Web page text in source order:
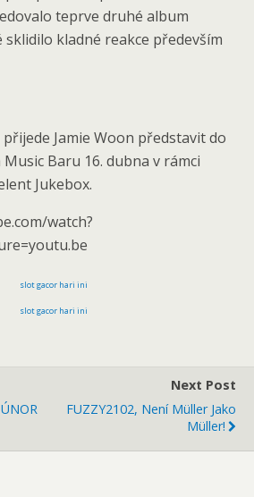
teprve druhé album
kladné reakce především
Jamie Woon představit do
Baru 16. dubna v rámci
Jukebox.
watch?
slot gacor hari ini
slot gacor hari ini
Next Post
FUZZY2102, Není Müller Jako
Müller!